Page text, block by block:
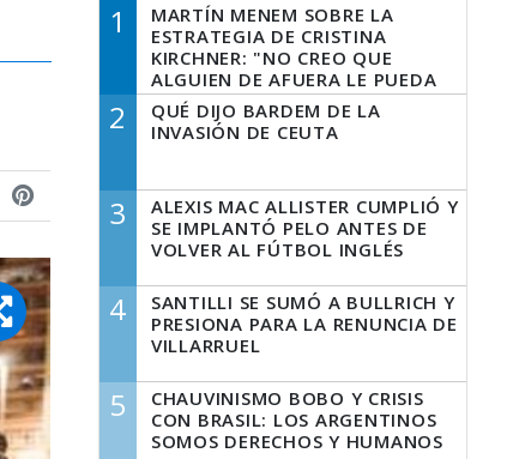
1
MARTÍN MENEM SOBRE LA
ESTRATEGIA DE CRISTINA
KIRCHNER: "NO CREO QUE
ALGUIEN DE AFUERA LE PUEDA
DECIR A LA JUSTICIA LO QUE
TIENE QUE HACER"
2
QUÉ DIJO BARDEM DE LA
INVASIÓN DE CEUTA
3
ALEXIS MAC ALLISTER CUMPLIÓ Y
SE IMPLANTÓ PELO ANTES DE
VOLVER AL FÚTBOL INGLÉS
4
SANTILLI SE SUMÓ A BULLRICH Y
PRESIONA PARA LA RENUNCIA DE
VILLARRUEL
5
CHAUVINISMO BOBO Y CRISIS
CON BRASIL: LOS ARGENTINOS
SOMOS DERECHOS Y HUMANOS